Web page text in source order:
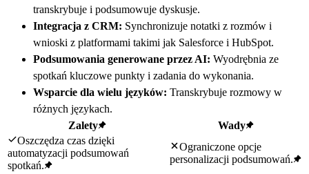
transkrybuje i podsumowuje dyskusje.
Integracja z CRM: Synchronizuje notatki z rozmów i
wnioski z platformami takimi jak Salesforce i HubSpot.
Podsumowania generowane przez AI: Wyodrębnia ze
spotkań kluczowe punkty i zadania do wykonania.
Wsparcie dla wielu języków: Transkrybuje rozmowy w
różnych językach.
Zalety
Wady
Oszczędza czas dzięki
automatyzacji podsumowań
spotkań.
Ograniczone opcje
personalizacji podsumowań.